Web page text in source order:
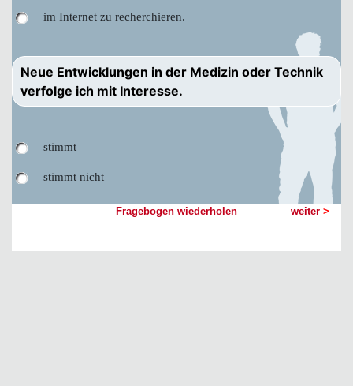
im Internet zu recherchieren.
Neue Entwicklungen in der Medizin oder Technik
verfolge ich mit Interesse.
stimmt
stimmt nicht
Fragebogen wiederholen weiter >